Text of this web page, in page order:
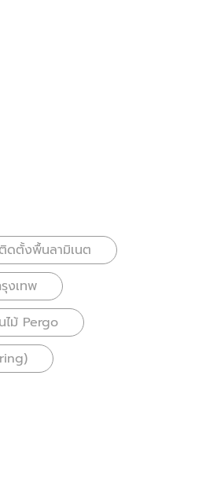
ดตั้งพื้นลามิเนต
งเทพ
ไม้ Pergo